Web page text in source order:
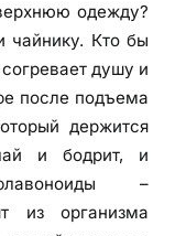
одежду?
чайнику. Кто бы
душу и
после подъема
держится
и бодрит, и
–
из организма